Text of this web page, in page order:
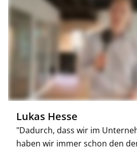
Lukas Hesse
"Dadurch, dass wir im
haben wir immer schon den